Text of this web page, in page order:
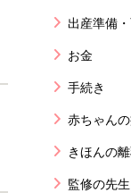
出産準備
お金
手続き
赤ちゃん
きほんの
監修の先生